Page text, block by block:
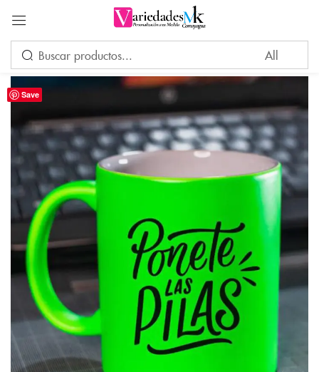
Save
Acceder
Por favor, introduce una respuesta en dígitos:
ocho + 8 =
Recuérdame ¿Ha perdido su contraseña?
INICIAR SESIÓN
CREAR UNA CUENTA